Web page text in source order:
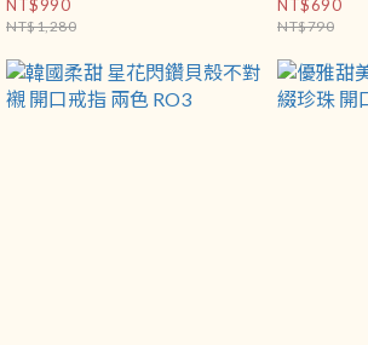
NT$990
NT$1,280
NT$690
NT$790